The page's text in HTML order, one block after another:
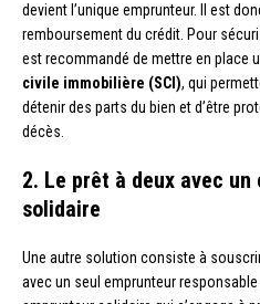
devient l’unique emprunteur. Il est
remboursement du crédit. Pour
est recommandé de mettre en place
civile immobilière (SCI), qui
détenir des parts du bien et d’être
décès.
2. Le prêt à deux avec
solidaire
Une autre solution consiste à
avec un seul emprunteur